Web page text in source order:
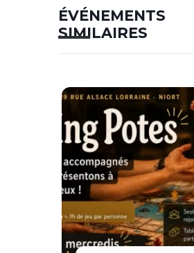
ÉVÉNEMENTS
SIMILAIRES